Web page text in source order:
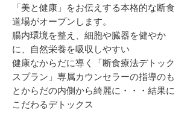
「美と健康」をお伝えする​本格的な断食
道場がオープンします。
腸内環境を整え、細胞や臓器を健やか
に、自然栄養を吸収しやすい
健康なからだに導く「断食療法デトック
スプラン」専属カウンセラーの指導のも
とからだの内側から綺麗に・・・結果に
こだわるデトックス